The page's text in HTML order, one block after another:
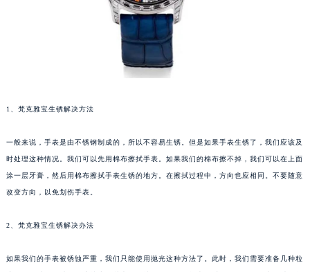
1、梵克雅宝生锈解决方法
一般来说，手表是由不锈钢制成的，所以不容易生锈。但是如果手表生锈了，我们应该及
时处理这种情况。我们可以先用棉布擦拭手表。如果我们的棉布擦不掉，我们可以在上面
涂一层牙膏，然后用棉布擦拭手表生锈的地方。在擦拭过程中，方向也应相同。不要随意
改变方向，以免划伤手表。
2、梵克雅宝生锈解决办法
如果我们的手表被锈蚀严重，我们只能使用抛光这种方法了。此时，我们需要准备几种粒